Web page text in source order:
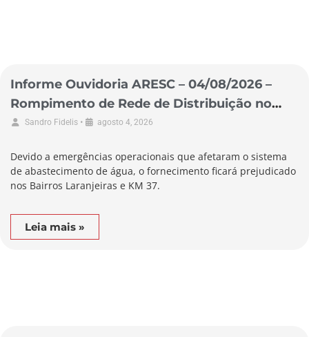
Informe Ouvidoria ARESC – 04/08/2026 –
Rompimento de Rede de Distribuição no
Município de Pescaria Brava
Sandro Fidelis • agosto 4, 2026
Devido a emergências operacionais que afetaram o sistema
de abastecimento de água, o fornecimento ficará prejudicado
nos Bairros Laranjeiras e KM 37.
Leia mais »